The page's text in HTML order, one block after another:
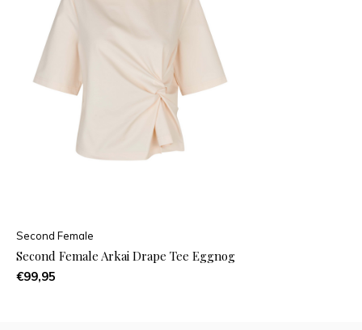
Second Female
Second Female Arkai Drape Tee Eggnog
€99,95